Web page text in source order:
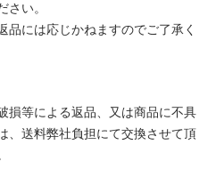
さい。
品には応じかねますのでご了承く
損等による返品、又は商品に不具
、送料弊社負担にて交換させて頂